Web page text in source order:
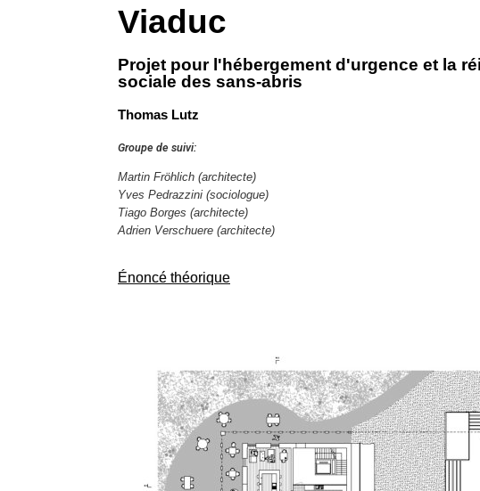
Viaduc
Projet pour l'hébergement d'urgence et la
sociale des sans-abris
Thomas Lutz
Groupe de suivi:
Martin Fröhlich (architecte)
Yves Pedrazzini (sociologue)
Tiago Borges (architecte)
Adrien Verschuere (architecte)
Énoncé théorique